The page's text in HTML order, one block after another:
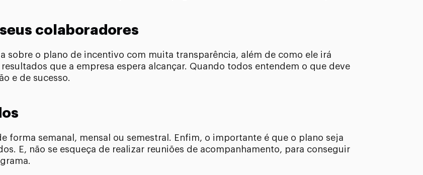
colaboradores
sobre o plano de incentivo com muita transparência, além de como ele irá
que a empresa espera alcançar. Quando todos entendem o que deve
e de sucesso.
forma semanal, mensal ou semestral. Enfim, o importante é que o plano seja
E, não se esqueça de realizar reuniões de acompanhamento, para conseguir